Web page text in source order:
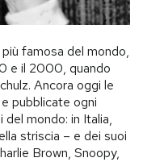
famosa del mondo,
e il 2000, quando
Ancora oggi le
pubblicate ogni
mondo: in Italia,
striscia – e dei suoi
Brown, Snoopy,